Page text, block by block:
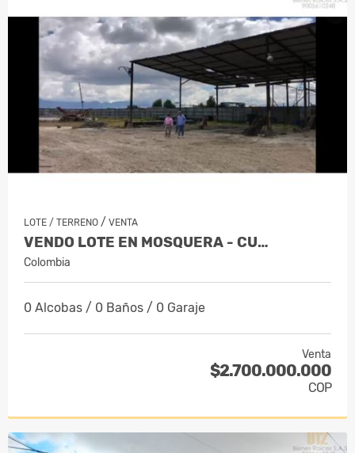
LOTE / TERRENO / VENTA
VENDO LOTE EN MOSQUERA - CU…
Colombia
0 Alcobas / 0 Baños / 0 Garaje
Venta
$2.700.000.000
COP